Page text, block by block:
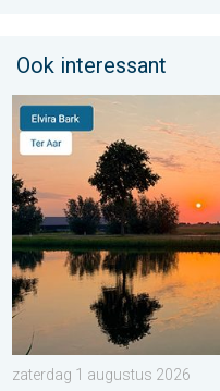
Ook interessant
De weerfoto van de
zaterdag 1 augustus 2026